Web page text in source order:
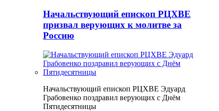
Начальствующий епископ РЦХВЕ
призвал верующих к молитве за
Россию
Начальствующий епископ РЦХВЕ Эдуард
Грабовенко поздравил верующих с Днём
Пятидесятницы